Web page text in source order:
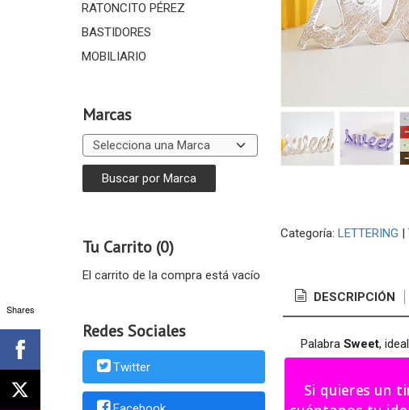
RATONCITO PÉREZ
BASTIDORES
MOBILIARIO
Marcas
Tu Carrito (0)
El carrito de la compra está vacío
Redes Sociales
Twitter
Categoría: LETTERING |
DESCRIPCIÓN
PalabraSweet,
Medidas: 30*1.6*12
Shares
Si quieres un